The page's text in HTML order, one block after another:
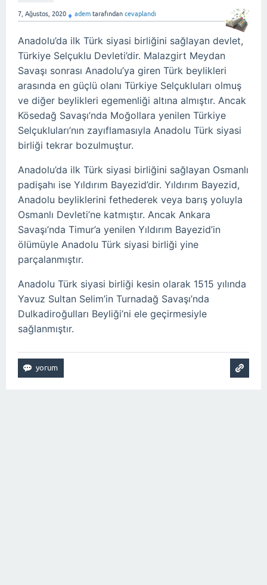
7, Ağustos, 2020 ♦ adem tarafından cevaplandı
Anadolu’da ilk Türk siyasi birliğini sağlayan devlet,
Türkiye Selçuklu Devleti’dir. Malazgirt Meydan
Savaşı sonrası Anadolu’ya giren Türk beylikleri
arasında en güçlü olanı Türkiye Selçukluları olmuş
ve diğer beylikleri egemenliği altına almıştır. Ancak
Kösedağ Savaşı’nda Moğollara yenilen Türkiye
Selçukluları’nın zayıflamasıyla Anadolu Türk siyasi
birliği tekrar bozulmuştur.
Anadolu’da ilk Türk siyasi birliğini sağlayan Osmanlı
padişahı ise Yıldırım Bayezid’dir. Yıldırım Bayezid,
Anadolu beyliklerini fethederek veya barış yoluyla
Osmanlı Devleti’ne katmıştır. Ancak Ankara
Savaşı’nda Timur’a yenilen Yıldırım Bayezid’in
ölümüyle Anadolu Türk siyasi birliği yine
parçalanmıştır.
Anadolu Türk siyasi birliği kesin olarak 1515 yılında
Yavuz Sultan Selim’in Turnadağ Savaşı’nda
Dulkadiroğulları Beyliği’ni ele geçirmesiyle
sağlanmıştır.